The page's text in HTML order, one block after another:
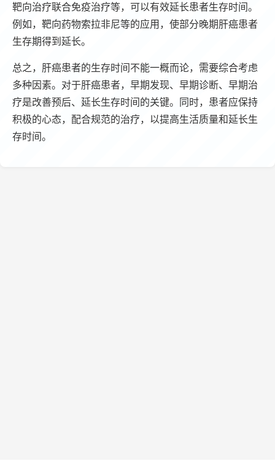
靶向治疗联合免疫治疗等，可以有效延长患者生存时间。
例如，靶向药物索拉非尼等的应用，使部分晚期肝癌患者
生存期得到延长。
总之，肝癌患者的生存时间不能一概而论，需要综合考虑
多种因素。对于肝癌患者，早期发现、早期诊断、早期治
疗是改善预后、延长生存时间的关键。同时，患者应保持
积极的心态，配合规范的治疗，以提高生活质量和延长生
存时间。